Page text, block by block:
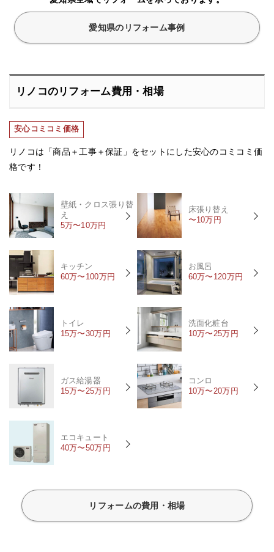
愛知県のリフォーム事例
リノコのリフォーム費用・相場
安心コミコミ価格
リノコは「商品＋工事＋保証」をセットにした安心のコミコミ価
格です！
壁紙・クロス張り替
え
5万〜10万円
床張り替え
〜10万円
キッチン
60万〜100万円
お風呂
60万〜120万円
トイレ
15万〜30万円
洗面化粧台
10万〜25万円
ガス給湯器
15万〜25万円
コンロ
10万〜20万円
エコキュート
40万〜50万円
リフォームの費用・相場